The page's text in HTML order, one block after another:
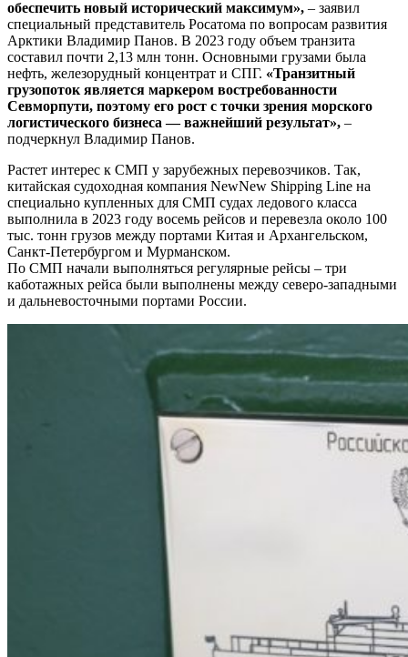
обеспечить новый исторический максимум», – заявил
специальный представитель Росатома по вопросам развития
Арктики Владимир Панов. В 2023 году объем транзита
составил почти 2,13 млн тонн. Основными грузами была
нефть, железорудный концентрат и СПГ. «Транзитный
грузопоток является маркером востребованности
Севморпути, поэтому его рост с точки зрения морского
логистического бизнеса — важнейший результат», –
подчеркнул Владимир Панов.
Растет интерес к СМП у зарубежных перевозчиков. Так,
китайская судоходная компания NewNew Shipping Line на
специально купленных для СМП судах ледового класса
выполнила в 2023 году восемь рейсов и перевезла около 100
тыс. тонн грузов между портами Китая и Архангельском,
Санкт-Петербургом и Мурманском.
По СМП начали выполняться регулярные рейсы – три
каботажных рейса были выполнены между северо-западными
и дальневосточными портами России.